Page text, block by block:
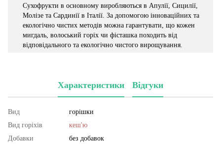
Сухофрукти в основному виробляються в Апулії, Сицилії,
Молізе та Сардинії в Італії. За допомогою інноваційних та
екологічно чистих методів можна гарантувати, що кожен
мигдаль, волоський горіх чи фісташка походить від
відповідального та екологічно чистого вирощування.
Характеристики Відгуки
Вид
горішки
Вид горіхів
кеш'ю
Добавки
без добавок